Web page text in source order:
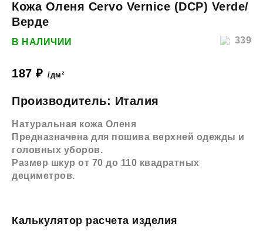
Кожа Оленя Cervo Vernice (DCP) Verde/
Верде
339
В НАЛИЧИИ
187 ₽ /дм²
Производитель: Италия
Натуральная кожа Оленя
Предназначена для пошива верхней одежды и
головных уборов.
Размер шкур от 70 до 110 квадратных
дециметров.
Калькулятор расчета изделия